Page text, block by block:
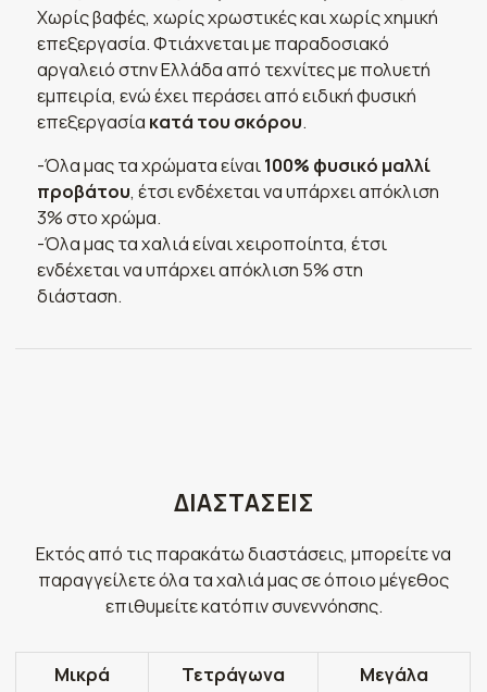
Χωρίς βαφές, χωρίς χρωστικές και χωρίς χημική
επεξεργασία. Φτιάχνεται με παραδοσιακό
αργαλειό στην Ελλάδα από τεχνίτες με πολυετή
εμπειρία, ενώ έχει περάσει από ειδική φυσική
επεξεργασία κατά του σκόρου.
-Όλα μας τα χρώματα είναι100% φυσικό μαλλί
προβάτου, έτσι ενδέχεται να υπάρχει απόκλιση
3% στο χρώμα.
-Όλα μας τα χαλιά είναι χειροποίητα, έτσι
ενδέχεται να υπάρχει απόκλιση 5% στη
διάσταση.
ΔΙΑΣΤΑΣΕΙΣ
Εκτός από τις παρακάτω διαστάσεις, μπορείτε να
παραγγείλετε όλα τα χαλιά μας σε όποιο μέγεθος
επιθυμείτε κατόπιν συνεννόησης.
Μικρά Τετράγωνα Μεγάλα